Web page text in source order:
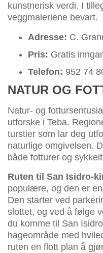
kunstnerisk verdi. I
veggmaleriene bevart.
Adresse: C.
Pris: Gratis
Telefon: 952 74
NATUR OG
Natur- og
utforske i Teba.
turstier som lar deg
naturlige omgivelsen.
både fotturer og
Ruten til San Isidro-
populære, og den er
Den starter ved
slottet, og ved å følge
du komme til San
hageområde med
ruten en flott plan å